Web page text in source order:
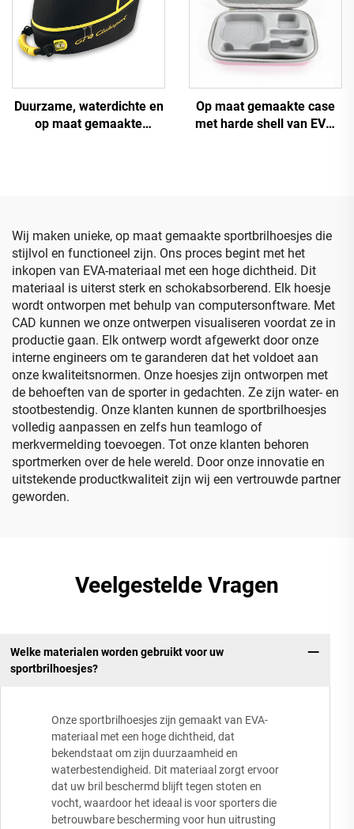
Duurzame, waterdichte en
op maat gemaakte
Op maat gemaakte case
met harde shell van EVA,
Wij maken unieke, op maat gemaakte sportbrilhoesjes die
stijlvol en functioneel zijn. Ons proces begint met het
inkopen van EVA-materiaal met een hoge dichtheid. Dit
materiaal is uiterst sterk en schokabsorberend. Elk hoesje
wordt ontworpen met behulp van computersonftware. Met
CAD kunnen we onze ontwerpen visualiseren voordat ze in
productie gaan. Elk ontwerp wordt afgewerkt door onze
interne engineers om te garanderen dat het voldoet aan
onze kwaliteitsnormen. Onze hoesjes zijn ontworpen met
de behoeften van de sporter in gedachten. Ze zijn water- en
stootbestendig. Onze klanten kunnen de sportbrilhoesjes
volledig aanpassen en zelfs hun teamlogo of
merkvermelding toevoegen. Tot onze klanten behoren
sportmerken over de hele wereld. Door onze innovatie en
uitstekende productkwaliteit zijn wij een vertrouwde partner
geworden.
Veelgestelde Vragen
Welke materialen worden gebruikt voor uw
sportbrilhoesjes?
Onze sportbrilhoesjes zijn gemaakt van EVA-
materiaal met een hoge dichtheid, dat
bekendstaat om zijn duurzaamheid en
waterbestendigheid. Dit materiaal zorgt ervoor
dat uw bril beschermd blijft tegen stoten en
vocht, waardoor het ideaal is voor sporters die
betrouwbare bescherming voor hun uitrusting